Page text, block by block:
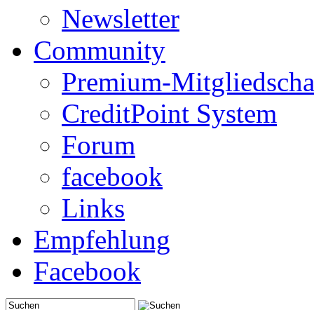
Newsletter
Community
Premium-
CreditPoint System
Forum
facebook
Links
Empfehlung
Facebook